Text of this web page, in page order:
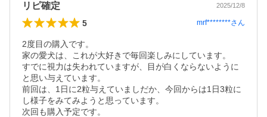
リピ確定 2025/12/8
5 mrf********さん
2度目の購入です。
家の愛犬は、これが大好きで毎回楽しみにしています。
すでに視力は失われていますが、目が白くならないように
と思い与えています。
前回は、1日に2粒与えていましだか、今回からは1日3粒に
し様子をみてみようと思っています。